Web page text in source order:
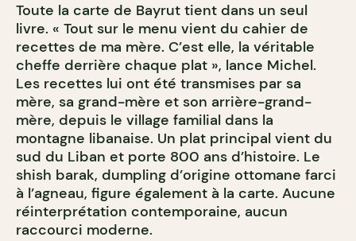
Toute la carte de Bayrut tient dans un seul
livre. « Tout sur le menu vient du cahier de
recettes de ma mère. C’est elle, la véritable
cheffe derrière chaque plat », lance Michel.
Les recettes lui ont été transmises par sa
mère, sa grand-mère et son arrière-grand-
mère, depuis le village familial dans la
montagne libanaise. Un plat principal vient du
sud du Liban et porte 800 ans d’histoire. Le
shish barak, dumpling d’origine ottomane farci
à l’agneau, figure également à la carte. Aucune
réinterprétation contemporaine, aucun
raccourci moderne.